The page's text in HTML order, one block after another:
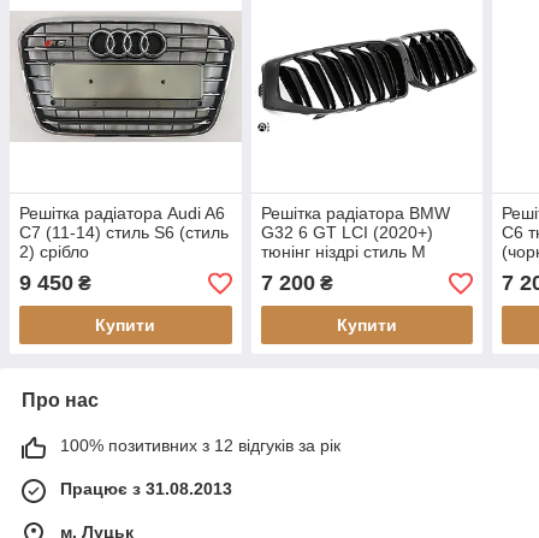
Решітка радіатора Audi A6
C7 (11-14) стиль S6 (стиль
2) срібло
9 450 ₴
Купити
Решітка радіатора BMW
G32 6 GT LCI (2020+)
тюнінг ніздрі стиль M
7 200₴
Купити
C6
7
Про нас
100% позитивних з 12 відгуків за рік
Працює з 31.08.2013
м. Луцьк